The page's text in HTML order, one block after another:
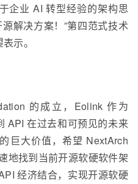
企业 AI 转型经验的架构思
解决方案！”第四范式技术
示。
的成立，Eolink 作为
API 在过去和可预见的未来
巨大价值，希望 NextArch
地找到当前开源软硬软件架
经济结合，实现开源软硬